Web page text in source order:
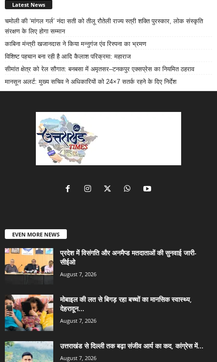
Latest News
चमोली की ‘मांगल गर्ल’ नंदा सती को तीलू रौतेली राज्य स्त्री शक्ति पुरस्कार, लोक संस्कृति
संरक्षण के लिए होगा सम्मान
काबिना मंन्त्री खजानदास ने किया मन्नुगंज एंव रिस्पना का भ्रमण
विशिष्ट पहचान बना रही है आदि कैलाश परिक्रमा: महाराज
सीमांत क्षेत्र को रेल सौगात: बनबसा में अमृतसर–टनकपुर एक्सप्रेस का नियमित ठहराव
मानसून अलर्ट: मुख्य सचिव ने अधिकारियों को 24×7 सतर्क रहने के दिए निर्देश
EVEN MORE NEWS
प्रदेश में विसंगति और अनमैप्ड मतदाताओं की सुनवाई जारी-
सीईओ
August 7, 2026
मोबाइल की लत से बिगड़ रहा बच्चों का मानसिक स्वास्थ्य,
देहरादून...
August 7, 2026
उत्तराखंड से दिल्ली तक बढ़ा संजीव आर्य का कद, कांग्रेस में...
August 7, 2026